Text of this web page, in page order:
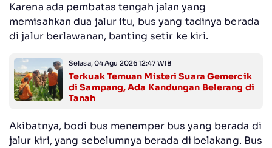
Karena ada pembatas tengah jalan yang
memisahkan dua jalur itu, bus yang tadinya berada
di jalur berlawanan, banting setir ke kiri.
Selasa, 04 Agu 2026 12:47 WIB
Terkuak Temuan Misteri Suara Gemercik
di Sampang, Ada Kandungan Belerang di
Tanah
Akibatnya, bodi bus menemper bus yang berada di
jalur kiri, yang sebelumnya berada di belakang. Bus